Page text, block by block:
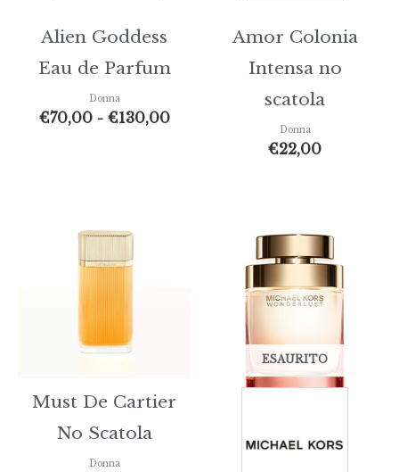
Alien Goddess
Eau de Parfum
Donna
€70,00 - €130,00
Amor Colonia
Intensa no
scatola
Donna
€22,00
Must De Cartier
No Scatola
Donna
ESAURITO